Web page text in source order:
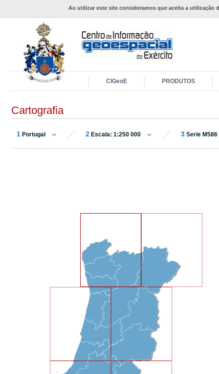
Ao utilizar este site consideramos que aceita a utilização
CIGeoE PRODUTOS
Cartografia
1 Portugal 2 Escala: 1:250 000 3 Serie M586